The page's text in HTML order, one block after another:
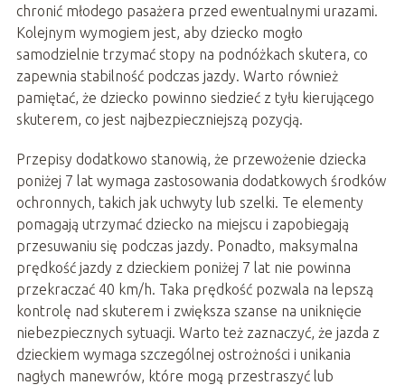
chronić młodego pasażera przed ewentualnymi urazami.
Kolejnym wymogiem jest, aby dziecko mogło
samodzielnie trzymać stopy na podnóżkach skutera, co
zapewnia stabilność podczas jazdy. Warto również
pamiętać, że dziecko powinno siedzieć z tyłu kierującego
skuterem, co jest najbezpieczniejszą pozycją.
Przepisy dodatkowo stanowią, że przewożenie dziecka
poniżej 7 lat wymaga zastosowania dodatkowych środków
ochronnych, takich jak uchwyty lub szelki. Te elementy
pomagają utrzymać dziecko na miejscu i zapobiegają
przesuwaniu się podczas jazdy. Ponadto, maksymalna
prędkość jazdy z dzieckiem poniżej 7 lat nie powinna
przekraczać 40 km/h. Taka prędkość pozwala na lepszą
kontrolę nad skuterem i zwiększa szanse na uniknięcie
niebezpiecznych sytuacji. Warto też zaznaczyć, że jazda z
dzieckiem wymaga szczególnej ostrożności i unikania
nagłych manewrów, które mogą przestraszyć lub